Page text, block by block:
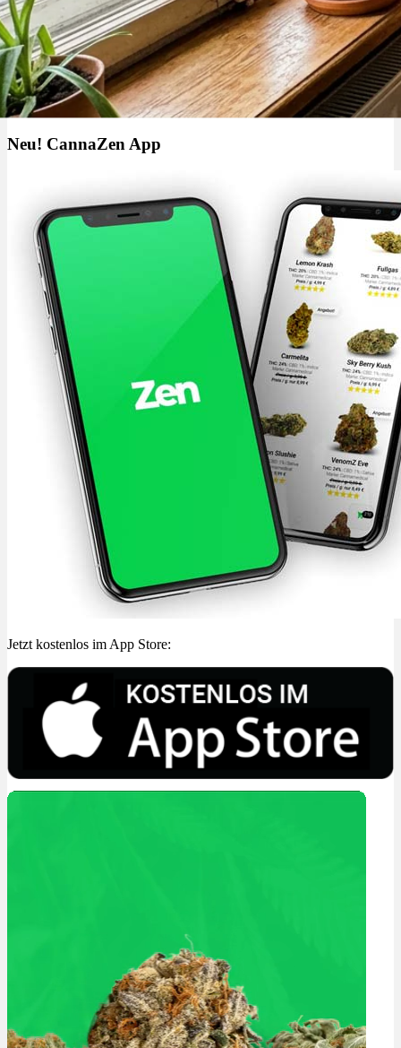
Cannabisanbau: Darf der Vermieter es verbieten & was droht?
Neu! CannaZen App
Jetzt kostenlos im App Store: